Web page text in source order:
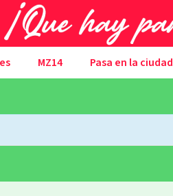
MZ14 Pasa en la ciudad